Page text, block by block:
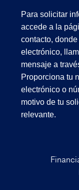
Para solicitar
accede a la
contacto,
electrónico,
mensaje a
Proporciona tu
electrónico o
motivo de tu
relevante.